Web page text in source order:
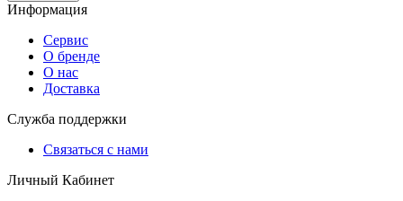
Информация
Сервис
О бренде
О нас
Доставка
Служба поддержки
Связаться с нами
Личный Кабинет